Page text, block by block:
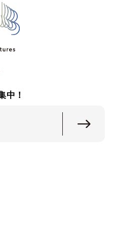
中！